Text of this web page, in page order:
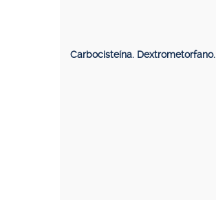
Carbocisteína. Dextrometorfano.